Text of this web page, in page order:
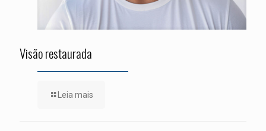
Visão restaurada
Leia mais